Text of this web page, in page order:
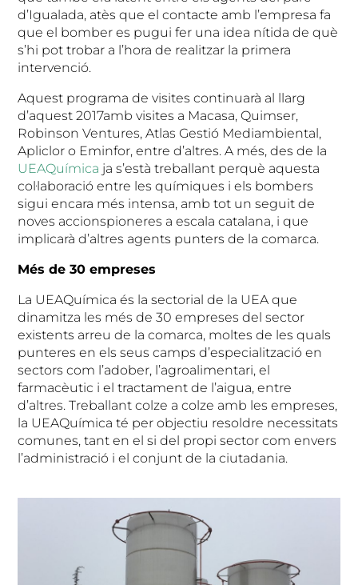
d’Igualada, atès que el contacte amb l’empresa fa
que el bomber es pugui fer una idea nítida de què
s’hi pot trobar a l’hora de realitzar la primera
intervenció.
Aquest programa de visites continuarà al llarg
d’aquest 2017amb visites a Macasa, Quimser,
Robinson Ventures, Atlas Gestió Mediambiental,
Apliclor o Eminfor, entre d’altres. A més, des de la
UEAQuímica ja s’està treballant perquè aquesta
col·laboració entre les químiques i els bombers
sigui encara més intensa, amb tot un seguit de
noves accionspioneres a escala catalana, i que
implicarà d’altres agents punters de la comarca.
Més de 30 empreses
La UEAQuímica és la sectorial de la UEA que
dinamitza les més de 30 empreses del sector
existents arreu de la comarca, moltes de les quals
punteres en els seus camps d’especialització en
sectors com l’adober, l’agroalimentari, el
farmacèutic i el tractament de l’aigua, entre
d’altres. Treballant colze a colze amb les empreses,
la UEAQuímica té per objectiu resoldre necessitats
comunes, tant en el si del propi sector com envers
l’administració i el conjunt de la ciutadania.